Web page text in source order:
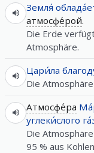
Земля́
атмосфе́рой.
Die Erde
Atmosphäre.
Цари́ла
Die
Атмосфе́ра
углеки́слого
Die
95 % aus